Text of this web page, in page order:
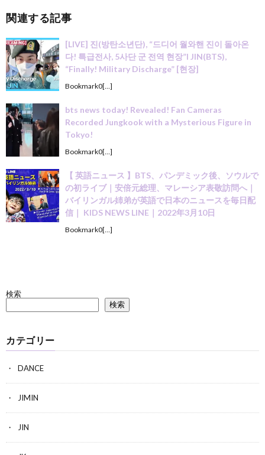
関連する記事
[LIVE] 진(방탄소년단), “드디어 월와핸 진이 돌아온
다! 특급전사, 5사단 군 전역 현장”l JIN(BTS),
“Finally! Military Discharge” [현장]
Bookmark0[…]
bts news today! Revealed! Fan Cameras
Recorded Jungkook with a Mysterious Figure in
Tokyo!
Bookmark0[…]
【 英語ニュース 】BTS、パンデミック後、ソウルで
の初ライブ｜安倍元総理、マレーシア表敬訪問へ｜
バイリンガル姉弟が英語で日本のニュースを毎日配
信｜ KIDS NEWS LINE｜2022年3月10日
Bookmark0[…]
検索
検索
カテゴリー
DANCE
JIMIN
JIN